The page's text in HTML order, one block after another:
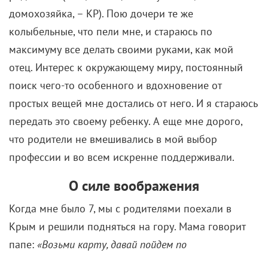
отец. Интерес к окружающему миру, постоянный
поиск чего-то особенного и вдохновение от
простых вещей мне достались от него. И я стараюсь
передать это своему ребенку. А еще мне дорого,
что родители не вмешивались в мой выбор
профессии и во всем искренне поддерживали.
О силе воображения
Когда мне было 7, мы с родителями поехали в
Крым и решили подняться на гору. Мама говорит
«Возьми карту, давай пойдем по
туристической тропе»
знаю, куда идти, я был здесь, когда мне было 15»
мы пошли по какому-то ужасному маршруту, было